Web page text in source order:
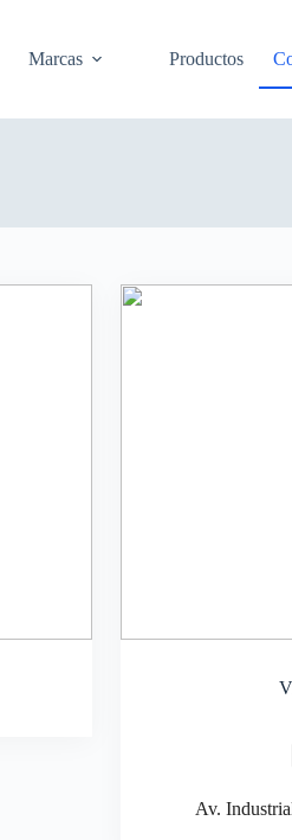
Marcas Productos
Av.